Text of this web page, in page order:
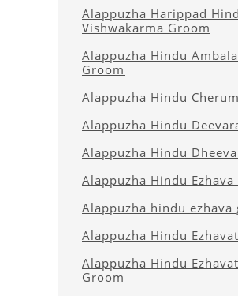
Alappuzha Harippad
Vishwakarma Groom
Alappuzha Hindu
Groom
Alappuzha Hindu
Alappuzha Hindu
Alappuzha Hindu
Alappuzha Hindu
Alappuzha hindu ezhava
Alappuzha Hindu
Alappuzha Hindu
Groom